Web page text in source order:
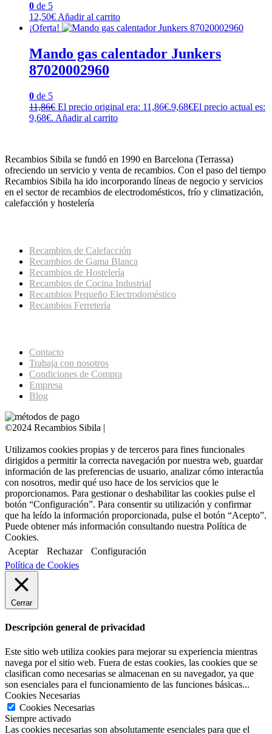
0 de 5
12,50€ Añadir al carrito
¡Oferta!
Mando gas calentador Junkers
87020002960
0 de 5
11,86€ El precio original era: 11,86€.9,68€El precio actual es:
9,68€. Añadir al carrito
Recambios Sibila se fundó en 1990 en Barcelona (Terrassa)
ofreciendo un servicio y venta de recambios. Con el paso del tiempo
Recambios Sibila ha ido incorporando líneas de negocio y servicios
en el sector de recambios de electrodomésticos, frío y climatización,
calefacción y hostelería
Recambios de Calefacción
Recambios de Gama Blanca
Recambios de Hostelería
Recambios de Cocina Industrial
Recambios Pequeño Electrodoméstico
Recambios Ferretería
Contacto
Trabaja con nosotros
Condiciones de Compra
Empresa
Blog
©2024 Recambios Sibila |
Utilizamos cookies propias y de terceros para fines funcionales
dirigidos a permitir la correcta navegación por nuestra web, guardar
información de las preferencias de usuario, analizar cómo interactúa
con nosotros, medir qué uso hace de los servicios que le
proporcionamos. Para gestionar o deshabilitar las cookies pulse el
botón “Configuración”. Para consentir su utilización y confirmar
que ha leído la información proporcionada, pulse el botón “Acepto”.
Puede obtener más información consultando nuestra Política de
Cookies.
Aceptar
Rechazar
Configuración
Política de Cookies
Cerrar
Descripción general de privacidad
Este sitio web utiliza cookies para mejorar su experiencia mientras
navega por el sitio web. Fuera de estas cookies, las cookies que se
clasifican como necesarias se almacenan en su navegador, ya que
son esenciales para el funcionamiento de las funciones básicas...
Cookies Necesarias
Cookies Necesarias
Siempre activado
Las cookies necesarias son absolutamente esenciales para que el